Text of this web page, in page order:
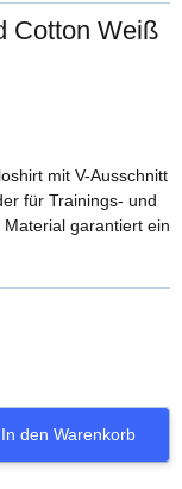
Cotton Weiß
mit V-Ausschnitt
für Trainings- und
garantiert ein
In den Warenkorb